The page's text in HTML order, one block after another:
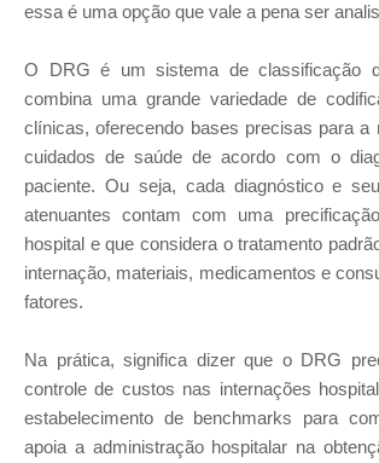
essa é uma opção que vale a pena ser
O DRG é um sistema de classificação
combina uma grande variedade de
clínicas, oferecendo bases precisas para a
cuidados de saúde de acordo com o
paciente. Ou seja, cada diagnóstico e
atenuantes contam com uma
hospital e que considera o tratamento
internação, materiais, medicamentos e
fatores.
Na prática, significa dizer que o DRG
controle de custos nas internações
estabelecimento de benchmarks para
apoia a administração hospitalar na